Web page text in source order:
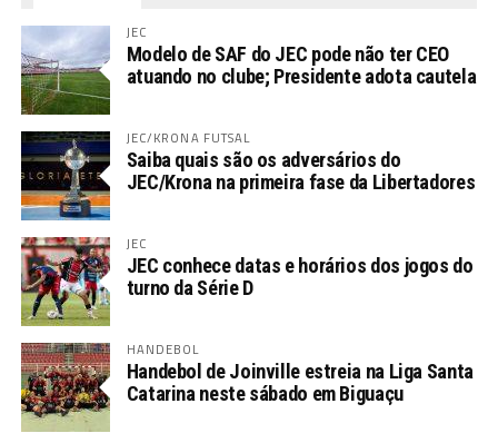
JEC
Modelo de SAF do JEC pode não ter CEO
atuando no clube; Presidente adota cautela
JEC/KRONA FUTSAL
Saiba quais são os adversários do
JEC/Krona na primeira fase da Libertadores
JEC
JEC conhece datas e horários dos jogos do
turno da Série D
HANDEBOL
Handebol de Joinville estreia na Liga Santa
Catarina neste sábado em Biguaçu